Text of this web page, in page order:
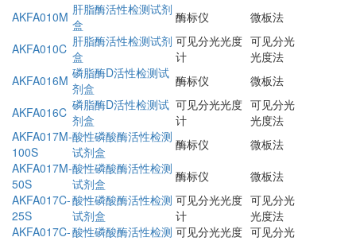
AKFA010M 肝脂酶活性检测试剂
盒
酶标仪
微板法
AKFA010C 肝脂酶活性检测试剂
盒
可见分光光度
计
可见分光
光度法
AKFA016M 磷脂酶D活性检测试
剂盒
酶标仪
微板法
AKFA016C 磷脂酶D活性检测试
剂盒
可见分光光度
计
可见分光
光度法
AKFA017M-
100S
酸性磷酸酶活性检测
试剂盒
酶标仪
微板法
AKFA017M-
50S
酸性磷酸酶活性检测
试剂盒
酶标仪
微板法
AKFA017C-
25S
酸性磷酸酶活性检测
试剂盒
可见分光光度
计
可见分光
光度法
AKFA017C-酸性磷酸酶活性检测 可见分光光度 可见分光